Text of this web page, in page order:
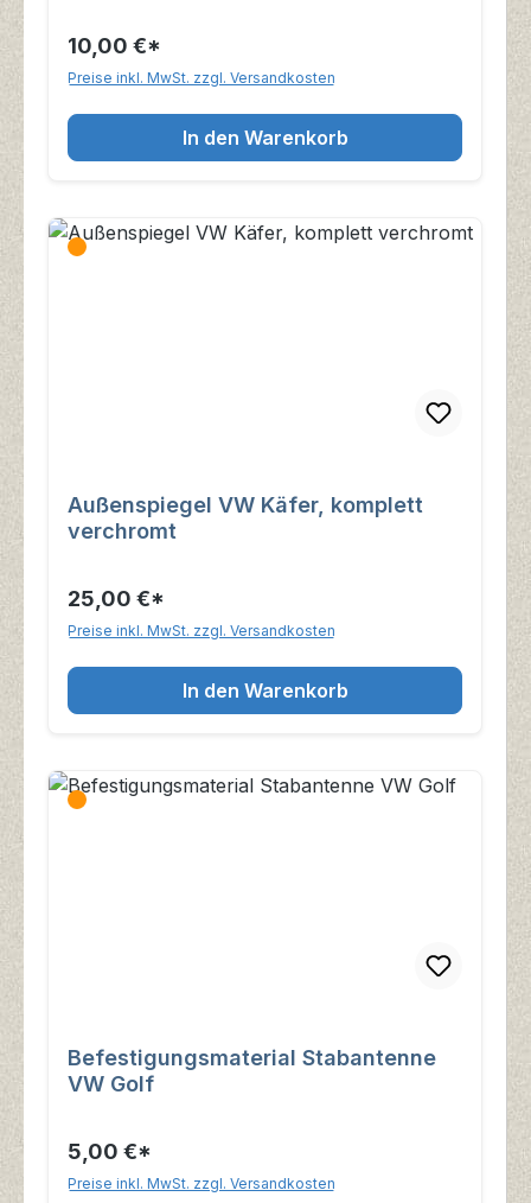
10,00 €*
Preise inkl. MwSt. zzgl. Versandkosten
In den Warenkorb
Außenspiegel VW Käfer, komplett
verchromt
25,00 €*
Preise inkl. MwSt. zzgl. Versandkosten
In den Warenkorb
Befestigungsmaterial Stabantenne
VW Golf
5,00 €*
Preise inkl. MwSt. zzgl. Versandkosten